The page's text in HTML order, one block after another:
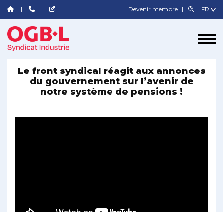
Devenir membre
Le front syndical réagit aux annonces
du gouvernement sur l’avenir de
notre système de pensions !